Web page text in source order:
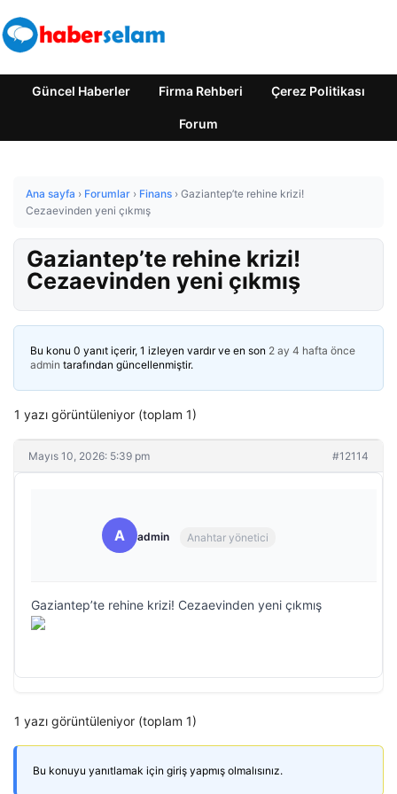
Güncel Haberler Firma Rehberi Çerez Politikası
Forum
Ana sayfa › Forumlar › Finans › Gaziantep’te rehine krizi!
Cezaevinden yeni çıkmış
Gaziantep’te rehine krizi!
Cezaevinden yeni çıkmış
Bu konu 0 yanıt içerir, 1 izleyen vardır ve en son 2 ay 4 hafta önce
admin tarafından güncellenmiştir.
1 yazı görüntüleniyor (toplam 1)
Mayıs 10, 2026: 5:39 pm #12114
A admin Anahtar yönetici
Gaziantep’te rehine krizi! Cezaevinden yeni çıkmış
1 yazı görüntüleniyor (toplam 1)
Bu konuyu yanıtlamak için giriş yapmış olmalısınız.